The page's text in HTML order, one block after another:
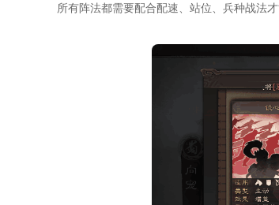
所有阵法都需要配合配速、站位、兵种战法才